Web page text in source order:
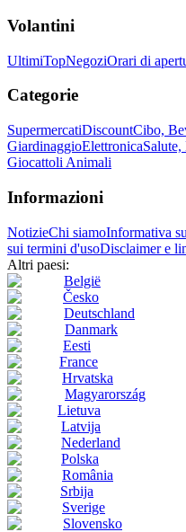
Volantini
UltimiTopNegoziOrari di
Categorie
SupermercatiDiscountCibo,
GiardinaggioElettronicaSalute,
Giocattoli Animali
Informazioni
NotizieChi siamoInformativa
sui termini d'usoDisclaimer e
Altri paesi:
België
Česko
Deutschland
Danmark
Eesti
France
Hrvatska
Magyarország
Lietuva
Latvija
Nederland
Polska
România
Srbija
Sverige
Slovensko